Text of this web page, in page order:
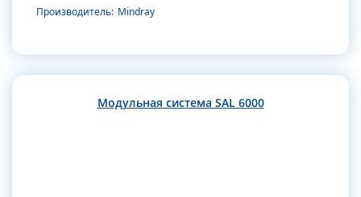
Производитель: Mindray
Модульная система SAL 6000